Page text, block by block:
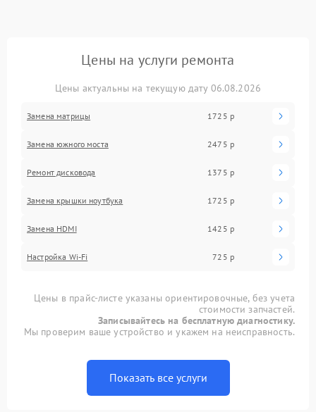
Цены на услуги ремонта
Цены актуальны на текущую дату 06.08.2026
Замена матрицы 1725 р
Замена южного моста 2475 р
Ремонт дисковода 1375 р
Замена крышки ноутбука 1725 р
Замена HDMI 1425 р
Настройка Wi-Fi 725 р
Цены в прайс-листе указаны ориентировочные, без учета
стоимости запчастей.
Записывайтесь на бесплатную диагностику.
Мы проверим ваше устройство и укажем на неисправность.
Показать все услуги